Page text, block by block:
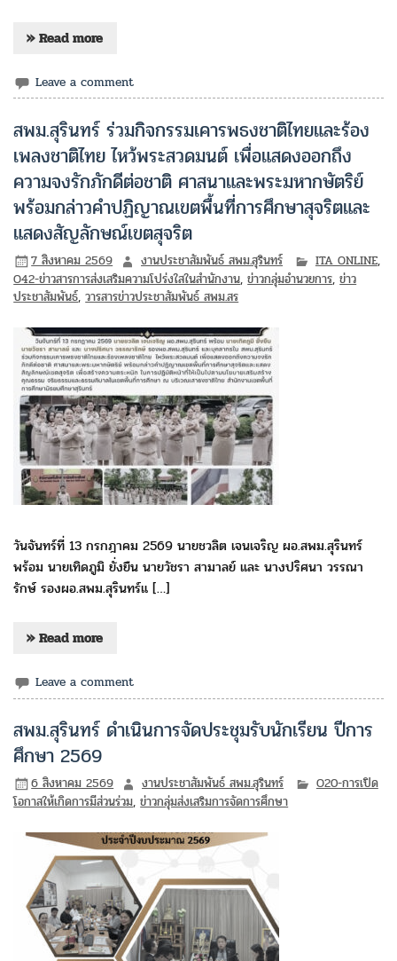
» Read more
Leave a comment
สพม.สุรินทร์ ร่วมกิจกรรมเคารพธงชาติไทยและร้อง
เพลงชาติไทย ไหว้พระสวดมนต์ เพื่อแสดงออกถึง
ความจงรักภักดีต่อชาติ ศาสนาและพระมหากษัตริย์
พร้อมกล่าวคำปฏิญาณเขตพื้นที่การศึกษาสุจริตและ
แสดงสัญลักษณ์เขตสุจริต
7 สิงหาคม 2569 งานประชาสัมพันธ์ สพม.สุรินทร์ ITA ONLINE,
O42-ข่าวสารการส่งเสริมความโปร่งใสในสำนักงาน,ข่าวกลุ่มอำนวยการ,ข่าว
ประชาสัมพันธ์,วารสารข่าวประชาสัมพันธ์ สพม.สร
วันจันทร์ที่ 13 กรกฎาคม 2569 นายชวลิต เจนเจริญ ผอ.สพม.สุรินทร์
พร้อม นายเทิดภูมิ ยั่งยืน นายวัชรา สามาลย์ และ นางปริศนา วรรณา
รักษ์ รองผอ.สพม.สุรินทร์แ […]
» Read more
Leave a comment
สพม.สุรินทร์ ดำเนินการจัดประชุมรับนักเรียน ปีการ
ศึกษา 2569
6 สิงหาคม 2569 งานประชาสัมพันธ์ สพม.สุรินทร์
O20-การเปิด
โอกาสให้เกิดการมีส่วนร่วม,ข่าวกลุ่มส่งเสริมการจัดการศึกษา